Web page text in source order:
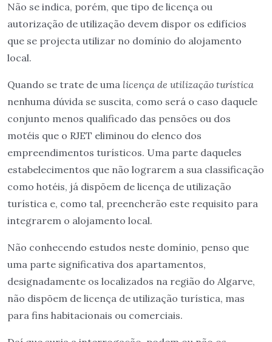
Não se indica, porém, que tipo de licença ou
autorização de utilização devem dispor os edifícios
que se projecta utilizar no domínio do alojamento
local.
Quando se trate de uma licença de utilização turística
nenhuma dúvida se suscita, como será o caso daquele
conjunto menos qualificado das pensões ou dos
motéis que o RJET eliminou do elenco dos
empreendimentos turísticos. Uma parte daqueles
estabelecimentos que não lograrem a sua classificação
como hotéis, já dispõem de licença de utilização
turística e, como tal, preencherão este requisito para
integrarem o alojamento local.
Não conhecendo estudos neste domínio, penso que
uma parte significativa dos apartamentos,
designadamente os localizados na região do Algarve,
não dispõem de licença de utilização turística, mas
para fins habitacionais ou comerciais.